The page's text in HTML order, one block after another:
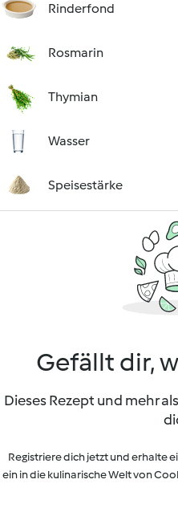
Rinderfond
Rosmarin
Thymian
Wasser
Speisestärke
Gefällt dir,
Dieses Rezept und mehr
Registriere dich jetzt und erhalte
ein in die kulinarische Welt von